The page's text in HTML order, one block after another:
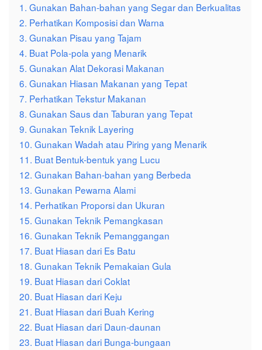
1. Gunakan Bahan-bahan yang Segar dan Berkualitas
2. Perhatikan Komposisi dan Warna
3. Gunakan Pisau yang Tajam
4. Buat Pola-pola yang Menarik
5. Gunakan Alat Dekorasi Makanan
6. Gunakan Hiasan Makanan yang Tepat
7. Perhatikan Tekstur Makanan
8. Gunakan Saus dan Taburan yang Tepat
9. Gunakan Teknik Layering
10. Gunakan Wadah atau Piring yang Menarik
11. Buat Bentuk-bentuk yang Lucu
12. Gunakan Bahan-bahan yang Berbeda
13. Gunakan Pewarna Alami
14. Perhatikan Proporsi dan Ukuran
15. Gunakan Teknik Pemangkasan
16. Gunakan Teknik Pemanggangan
17. Buat Hiasan dari Es Batu
18. Gunakan Teknik Pemakaian Gula
19. Buat Hiasan dari Coklat
20. Buat Hiasan dari Keju
21. Buat Hiasan dari Buah Kering
22. Buat Hiasan dari Daun-daunan
23. Buat Hiasan dari Bunga-bungaan